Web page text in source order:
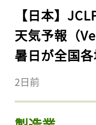
【日本】
天気予報（
暑日が全国
2日前